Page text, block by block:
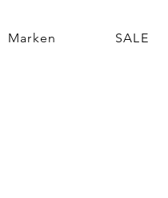
Marken SALE